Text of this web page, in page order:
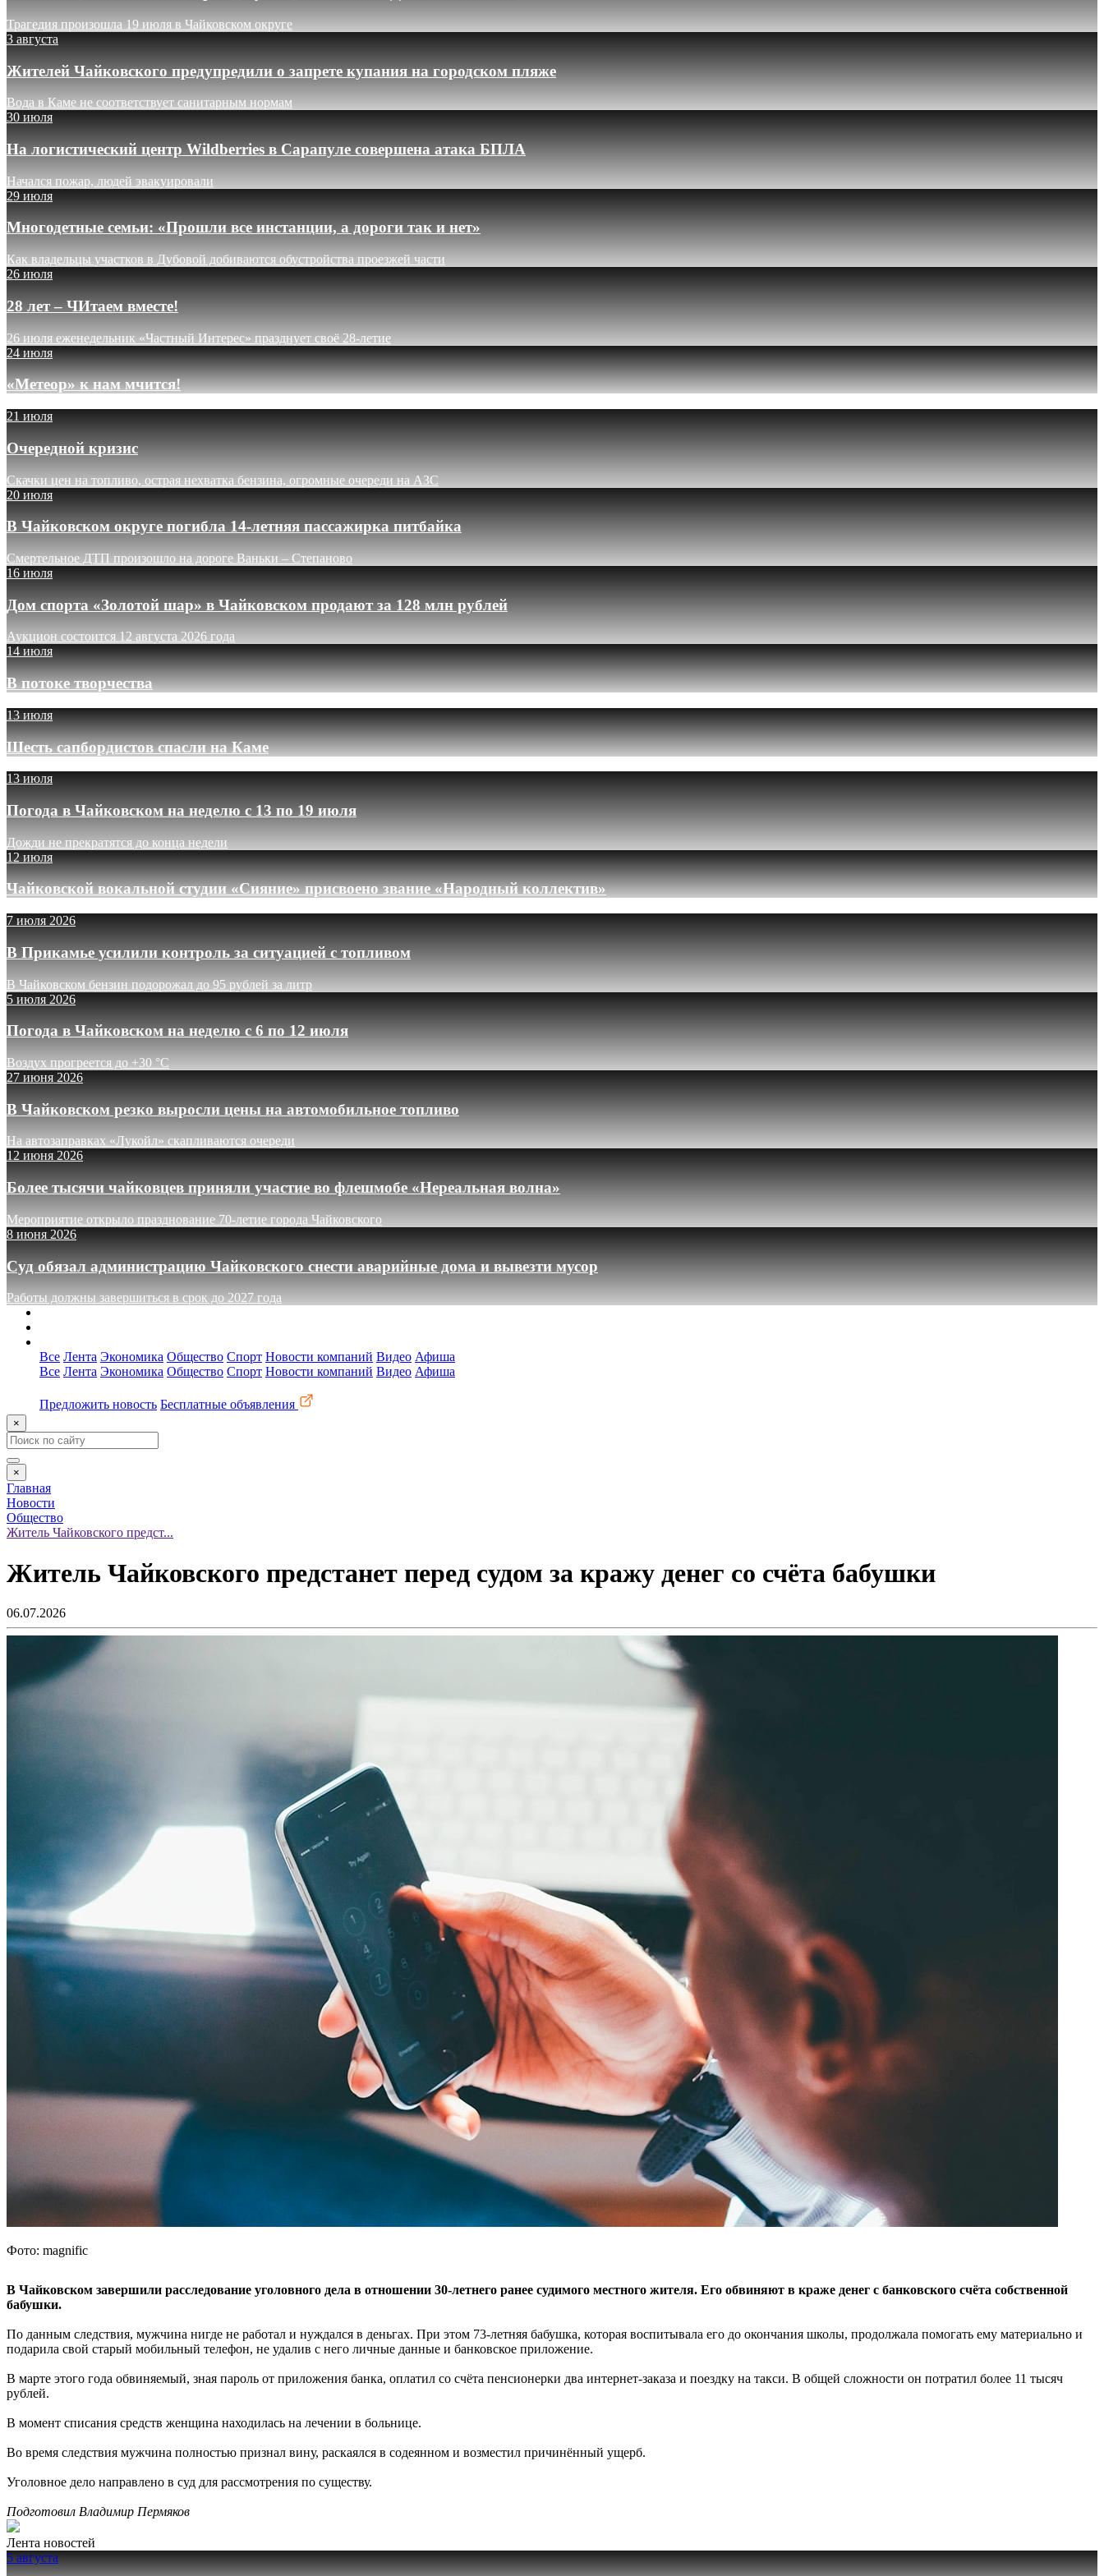
Трагедия произошла 19 июля в Чайковском округе
3 августа
Жителей Чайковского предупредили о запрете купания на городском пляже
Вода в Каме не соответствует санитарным нормам
30 июля
На логистический центр Wildberries в Сарапуле совершена атака БПЛА
Начался пожар, людей эвакуировали
29 июля
Многодетные семьи: «Прошли все инстанции, а дороги так и нет»
Как владельцы участков в Дубовой добиваются обустройства проезжей части
26 июля
28 лет – ЧИтаем вместе!
26 июля еженедельник «Частный Интерес» празднует своё 28-летие
24 июля
«Метеор» к нам мчится!
21 июля
Очередной кризис
Скачки цен на топливо, острая нехватка бензина, огромные очереди на АЗС
20 июля
В Чайковском округе погибла 14-летняя пассажирка питбайка
Смертельное ДТП произошло на дороге Ваньки – Степаново
16 июля
Дом спорта «Золотой шар» в Чайковском продают за 128 млн рублей
Аукцион состоится 12 августа 2026 года
14 июля
В потоке творчества
13 июля
Шесть сапбордистов спасли на Каме
13 июля
Погода в Чайковском на неделю с 13 по 19 июля
Дожди не прекратятся до конца недели
12 июля
Чайковской вокальной студии «Сияние» присвоено звание «Народный коллектив»
7 июля 2026
В Прикамье усилили контроль за ситуацией с топливом
В Чайковском бензин подорожал до 95 рублей за литр
5 июля 2026
Погода в Чайковском на неделю с 6 по 12 июля
Воздух прогреется до +30 °C
27 июня 2026
В Чайковском резко выросли цены на автомобильное топливо
На автозаправках «Лукойл» скапливаются очереди
12 июня 2026
Более тысячи чайковцев приняли участие во флешмобе «Нереальная волна»
Мероприятие открыло празднование 70-летие города Чайковского
8 июня 2026
Суд обязал администрацию Чайковского снести аварийные дома и вывезти мусор
Работы должны завершиться в срок до 2027 года
Все Лента Экономика Общество Спорт Новости компаний Видео Афиша
Все Лента Экономика Общество Спорт Новости компаний Видео Афиша
Предложить новость Бесплатные объявления
×
×
Главная
Новости
Общество
Житель Чайковского предст...
Житель Чайковского предстанет перед судом за кражу денег со счёта бабушки
06.07.2026
Фото: magnific
В Чайковском завершили расследование уголовного дела в отношении 30-летнего ранее судимого местного жителя. Его обвиняют в краже денег с банковского счёта собственной
бабушки.
По данным следствия, мужчина нигде не работал и нуждался в деньгах. При этом 73-летняя бабушка, которая воспитывала его до окончания школы, продолжала помогать ему материально и
подарила свой старый мобильный телефон, не удалив с него личные данные и банковское приложение.
В марте этого года обвиняемый, зная пароль от приложения банка, оплатил со счёта пенсионерки два интернет-заказа и поездку на такси. В общей сложности он потратил более 11 тысяч
рублей.
В момент списания средств женщина находилась на лечении в больнице.
Во время следствия мужчина полностью признал вину, раскаялся в содеянном и возместил причинённый ущерб.
Уголовное дело направлено в суд для рассмотрения по существу.
Подготовил Владимир Пермяков
Лента новостей
5 августа